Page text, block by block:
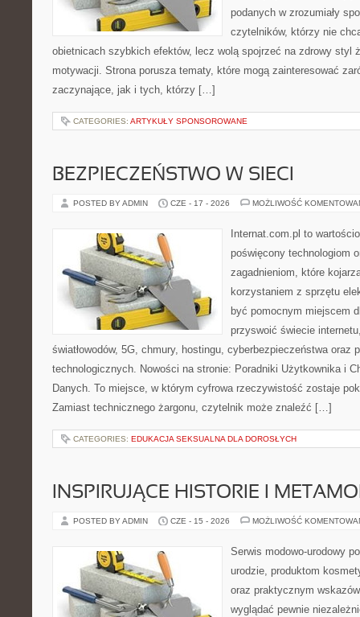
podanych w zrozumiały
czytelników, którzy nie
obietnicach szybkich efektów, lecz wolą spojrzeć na zdrowy styl
motywacji. Strona porusza tematy, które mogą zainteresować
zaczynające, jak i tych, którzy […]
CATEGORIES: ARTYKUŁY SPONSOROWANE
BEZPIECZEŃSTWO W SIECI
POSTED BY ADMIN CZE - 17 - 2026 MOŻLIWOŚĆ
Internat.com.pl to
poświęcony technologiom
zagadnieniom, które
korzystaniem z sprzętu
być pomocnym miejscem
przyswoić świecie
światłowodów, 5G, chmury, hostingu, cyberbezpieczeństwa oraz
technologicznych. Nowości na stronie: Poradniki Użytkownika i
Danych. To miejsce, w którym cyfrowa rzeczywistość zostaje
Zamiast technicznego żargonu, czytelnik może znaleźć […]
CATEGORIES: EDUKACJA SEKSUALNA DLA DOROSŁYCH
INSPIRUJĄCE HISTORIE I
POSTED BY ADMIN CZE - 15 - 2026 MOŻLIWOŚĆ
Serwis modowo-urodowy
urodzie, produktom
oraz praktycznym
wyglądać pewnie